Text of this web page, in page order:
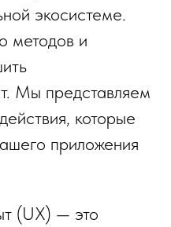
экосистеме.
методов и
Мы представляем
которые
приложения
(UX) — это